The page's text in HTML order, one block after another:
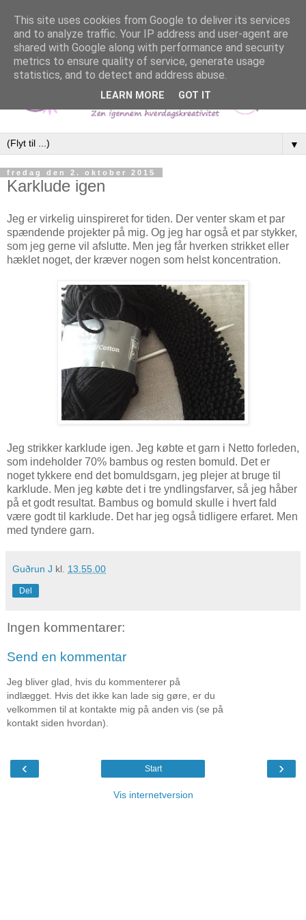
▼
fredag den 2. oktober 2015
Karklude igen
Jeg er virkelig uinspireret for tiden. Der venter skam et par
spændende projekter på mig. Og jeg har også et par stykker,
som jeg gerne vil afslutte. Men jeg får hverken strikket eller
hæklet noget, der kræver nogen som helst koncentration.
Jeg strikker karklude igen. Jeg købte et garn i Netto forleden,
som indeholder 70% bambus og resten bomuld. Det er
noget tykkere end det bomuldsgarn, jeg plejer at bruge til
karklude. Men jeg købte det i tre yndlingsfarver, så jeg håber
på et godt resultat. Bambus og bomuld skulle i hvert fald
være godt til karklude. Det har jeg også tidligere erfaret. Men
med tyndere garn.
Guðrun J kl. 13.55.00
Del
Ingen kommentarer:
Send en kommentar
Jeg bliver glad, hvis du kommenterer på
indlægget. Hvis det ikke kan lade sig gøre, er du
velkommen til at kontakte mig på anden vis (se på
kontakt siden hvordan).
‹ ›
Start
Vis internetversion
This site uses cookies from Google to deliver its services
and to analyze traffic. Your IP address and user-agent are
shared with Google along with performance and security
metrics to ensure quality of service, generate usage
statistics, and to detect and address abuse.
LEARN MORE GOT IT